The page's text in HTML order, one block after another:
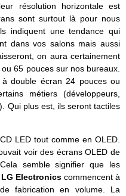
résolution horizontale est
sont surtout là pour nous
indiquent une tendance qui
dans vos salons mais aussi
on aura certainement
65 pouces sur nos bureaux.
double écran 24 pouces ou
métiers (développeurs,
Qui plus est, ils seront tactiles
LED tout comme en OLED.
voir des écrans OLED de
semble signifier que les
LG Electronicscommencent à
fabrication en volume. La